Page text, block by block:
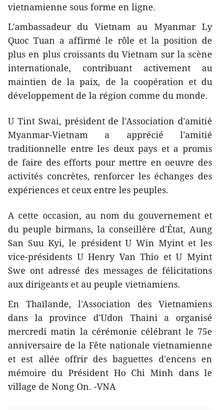
vietnamienne sous forme en ligne.
L'ambassadeur du Vietnam au Myanmar Ly
Quoc Tuan a affirmé le rôle et la position de
plus en plus croissants du Vietnam sur la scène
internationale, contribuant activement au
maintien de la paix, de la coopération et du
développement de la région comme du monde.
U Tint Swai, président de l'Association d'amitié
Myanmar-Vietnam a apprécié l'amitié
traditionnelle entre les deux pays et a promis
de faire des efforts pour mettre en oeuvre des
activités concrètes, renforcer les échanges des
expériences et ceux entre les peuples.
A cette occasion, au nom du gouvernement et
du peuple birmans, la conseillère d'État, Aung
San Suu Kyi, le président U Win Myint et les
vice-présidents U Henry Van Thio et U Myint
Swe ont adressé des messages de félicitations
aux dirigeants et au peuple vietnamiens.
En Thaïlande, l'Association des Vietnamiens
dans la province d'Udon Thaini a organisé
mercredi matin la cérémonie célébrant le 75e
anniversaire de la Fête nationale vietnamienne
et est allée offrir des baguettes d'encens en
mémoire du Président Ho Chi Minh dans le
village de Nong On. -VNA